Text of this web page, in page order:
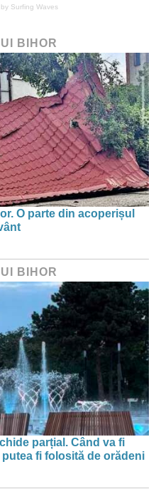
Surfing Waves
BIHOR
O parte din acoperișul
BIHOR
parțial. Când va fi
fi folosită de orădeni